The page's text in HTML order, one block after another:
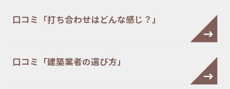
口コミ「打ち合わせはどんな感じ？」
口コミ「建築業者の選び方」